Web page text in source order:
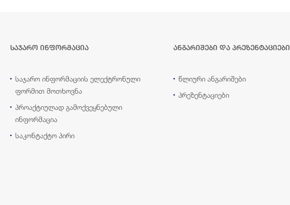
საჯარო ინფორმაცია
საჯარო ინფორმაციის ელექტრონული
ფორმით მოთხოვნა
პროაქტიულად გამოქვეყნებული
ინფორმაცია
საკონტაქტო პირი
ანგარიშები და პრეზენტაციები
წლიური ანგარიშები
პრეზენტაციები